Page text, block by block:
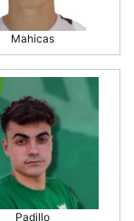
Mahicas
Padillo